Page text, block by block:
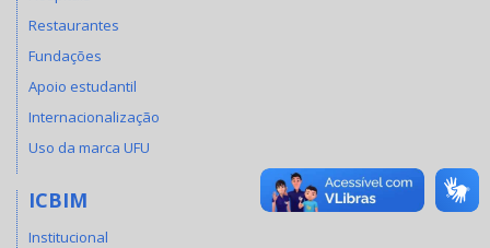
Restaurantes
Fundações
Apoio estudantil
Internacionalização
Uso da marca UFU
ICBIM
Institucional